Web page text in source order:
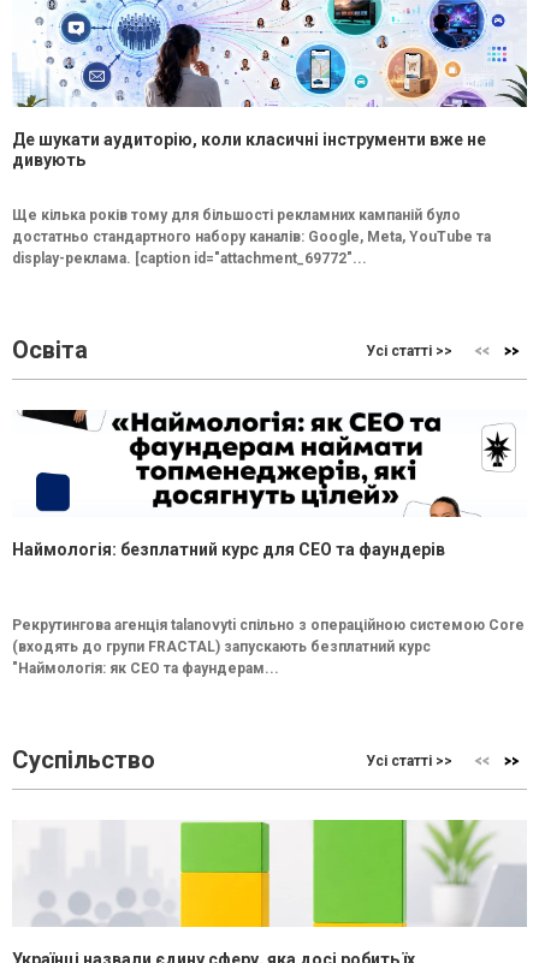
Де шукати аудиторію, коли класичні інструменти вже не
дивують
Ще кілька років тому для більшості рекламних кампаній було
достатньо стандартного набору каналів: Google, Meta, YouTube та
display-реклама. [caption id="attachment_69772"...
Освіта Усі статті >>
Наймологія: безплатний курс для CEO та фаундерів
Рекрутингова агенція talanovyti спільно з операційною системою Core
(входять до групи FRACTAL) запускають безплатний курс
"Наймологія: як СEO та фаундерам...
Суспільство Усі статті >>